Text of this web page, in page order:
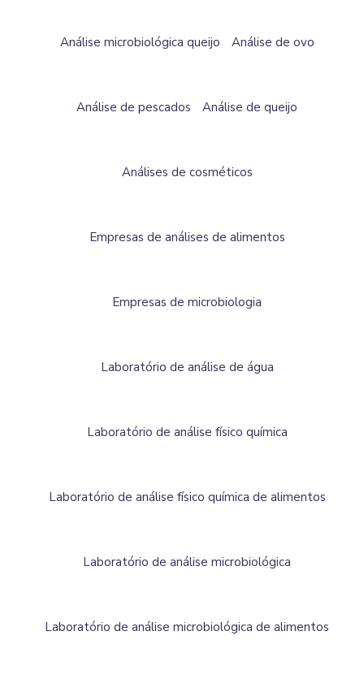
Análise microbiológica queijo Análise de ovo
Análise de pescados Análise de queijo
Análises de cosméticos
Empresas de análises de alimentos
Empresas de microbiologia
Laboratório de análise de água
Laboratório de análise físico química
Laboratório de análise físico química de alimentos
Laboratório de análise microbiológica
Laboratório de análise microbiológica de alimentos